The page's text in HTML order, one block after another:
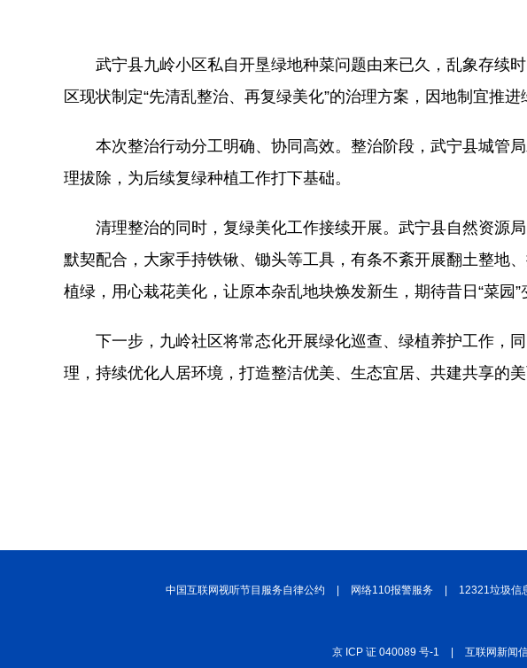
武宁县九岭小区私自开垦绿地种菜问题由来已久，乱象存续
区现状制定“先清乱整治、再复绿美化”的治理方案，因地制宜推进
本次整治行动分工明确、协同高效。整治阶段，武宁县城管
理拔除，为后续复绿种植工作打下基础。
清理整治的同时，复绿美化工作接续开展。武宁县自然资源
默契配合，大家手持铁锹、锄头等工具，有条不紊开展翻土整地
植绿，用心栽花美化，让原本杂乱地块焕发新生，期待昔日“菜园”
下一步，九岭社区将常态化开展绿化巡查、绿植养护工作，
理，持续优化人居环境，打造整洁优美、生态宜居、共建共享的
中国互联网视听节目服务自律公约 网络110报警服务 12321垃圾信
京 ICP 证 040089 号-1 互联网新闻